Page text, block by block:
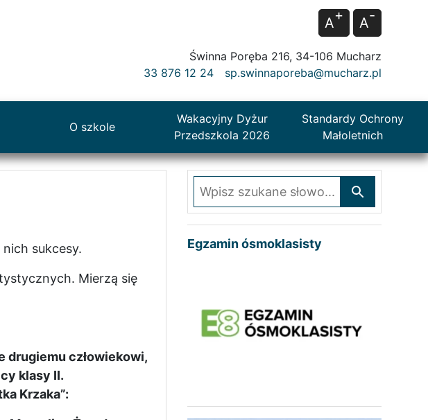
A+ A-
Świnna Poręba 216, 34-106 Mucharz
33 876 12 24
sp.swinnaporeba@mucharz.pl
O szkole
Wakacyjny Dyżur
Przedszkola 2026
Standardy Ochrony
Małoletnich
sukcesy.
Mierzą się
drugiemu człowiekowi,
klasy II.
Krzaka”:
Wpisz szukane słowo
Egzamin ósmoklasisty